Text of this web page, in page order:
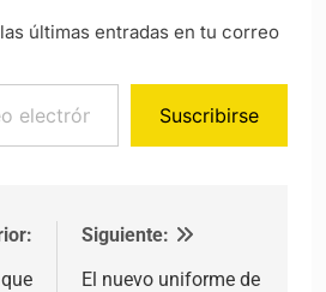
últimas entradas en tu correo
Suscribirse
de entradas
Siguiente:
El nuevo uniforme de